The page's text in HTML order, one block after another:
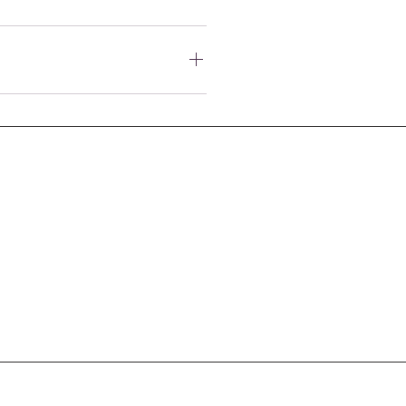
et affichés au
la créatrice Petit Poirier
retours-et-